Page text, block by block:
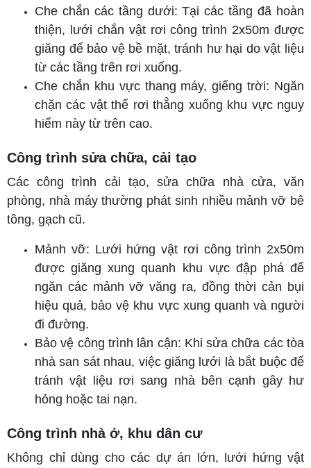
Che chắn các tầng dưới: Tại các tầng đã hoàn
thiện, lưới chắn vật rơi công trình 2x50m được
giăng để bảo vệ bề mặt, tránh hư hại do vật liệu
từ các tầng trên rơi xuống.
Che chắn khu vực thang máy, giếng trời: Ngăn
chặn các vật thể rơi thẳng xuống khu vực nguy
hiểm này từ trên cao.
Công trình sửa chữa, cải tạo
Các công trình cải tạo, sửa chữa nhà cửa, văn
phòng, nhà máy thường phát sinh nhiều mảnh vỡ bê
tông, gạch cũ.
Mảnh vỡ: Lưới hứng vật rơi công trình 2x50m
được giăng xung quanh khu vực đập phá để
ngăn các mảnh vỡ văng ra, đồng thời cản bụi
hiệu quả, bảo vệ khu vực xung quanh và người
đi đường.
Bảo vệ công trình lân cận: Khi sửa chữa các tòa
nhà san sát nhau, việc giăng lưới là bắt buộc để
tránh vật liệu rơi sang nhà bên cạnh gây hư
hỏng hoặc tai nạn.
Công trình nhà ở, khu dân cư
Không chỉ dùng cho các dự án lớn, lưới hứng vật